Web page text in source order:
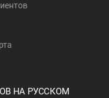
НА РУССКОМ